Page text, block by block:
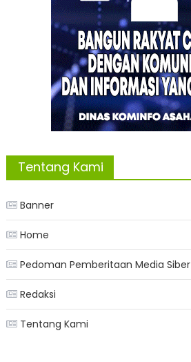
Tentang Kami
Banner
Home
Pedoman Pemberitaan Media Siber
Redaksi
Tentang Kami